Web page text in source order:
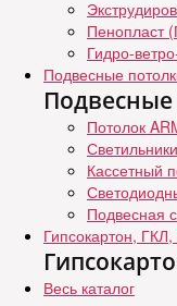
Пенопласт
Гидро-
Подвесные
Потолок
Кассетный
Подвесная
Гипсокартон,
Весь каталог